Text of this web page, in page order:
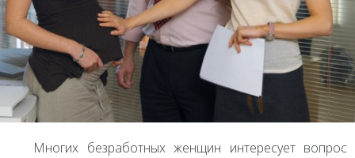
Многих безработных женщин интересует вопрос